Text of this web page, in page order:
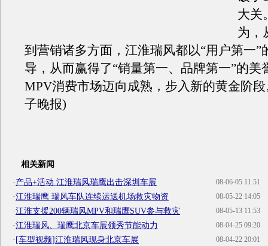
大关
为，
到营销诸多方面，江淮瑞风都以“用户第一”
导，从而赢得了“销量第一、品牌第一”的美
MPV消费市场迈向成熟，步入新的黄金阶
子晚报)
相关新闻
08-06-05 11:51
·产品+活动 江淮瑞风瑞鹰出击深圳车展
08-05-22 14:05
·江淮瑞鹰 瑞风车队连续运送机场救灾物资
08-05-13 11:53
·江淮支援200辆瑞风MPV和瑞鹰SUV参与救灾
08-04-25 09:20
·江淮瑞风、瑞鹰北京车展领秀节能动力
08-04-22 20:01
·[车型视频]江淮瑞风现身北京车展